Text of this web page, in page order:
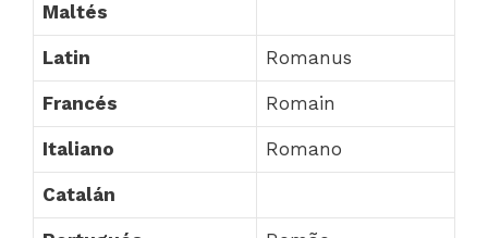
Maltés
Latin Romanus
Francés Romain
Italiano Romano
Catalán